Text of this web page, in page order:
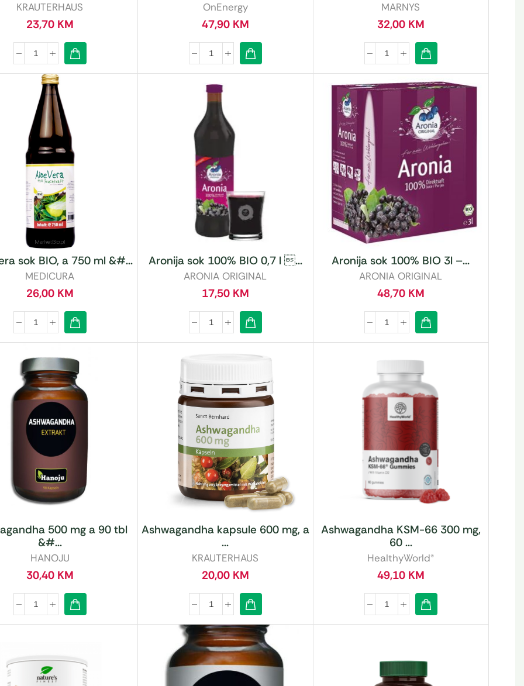
KRAUTERHAUS
23,70 KM
OnEnergy
47,90 KM
MARNYS
32,00 KM
sok BIO, a 750 ml &#...
MEDICURA
26,00 KM
Aronija sok 100% BIO 0,7 l ...
ARONIA ORIGINAL
17,50 KM
Aronija sok 100% BIO 3l –...
ARONIA ORIGINAL
48,70 KM
500 mg a 90 tbl
&#...
HANOJU
30,40 KM
Ashwagandha kapsule 600 mg, a
...
KRAUTERHAUS
20,00 KM
Ashwagandha KSM-66 300 mg,
60 ...
HealthyWorld®
49,10 KM